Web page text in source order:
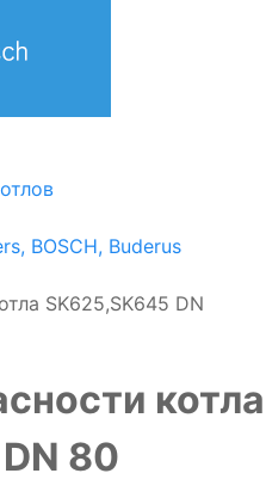
BOSCH, Buderus
SK625,SK645 DN
котла
80